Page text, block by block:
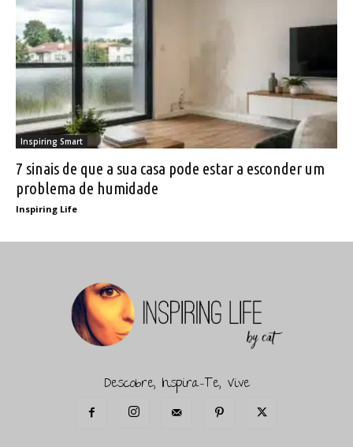
Inspiring Smart
7 sinais de que a sua casa pode estar a esconder um
problema de humidade
Inspiring Life
Descobre, Inspira-Te, Vive